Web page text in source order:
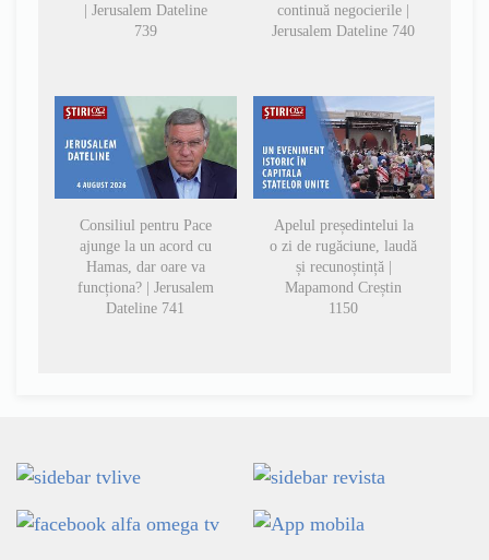
| Jerusalem Dateline
739
continuă negocierile |
Jerusalem Dateline 740
Consiliul pentru Pace
ajunge la un acord cu
Hamas, dar oare va
funcționa? | Jerusalem
Dateline 741
Apelul președintelui la
o zi de rugăciune, laudă
și recunoștință |
Mapamond Creștin
1150